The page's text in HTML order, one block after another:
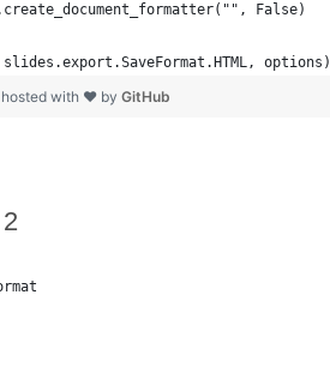
False)
options)
hosted with ❤ by GitHub